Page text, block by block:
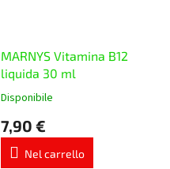
MARNYS Vitamina B12
liquida 30 ml
La
media
del
prodotto
Disponibile
7,90 €
Nel carrello